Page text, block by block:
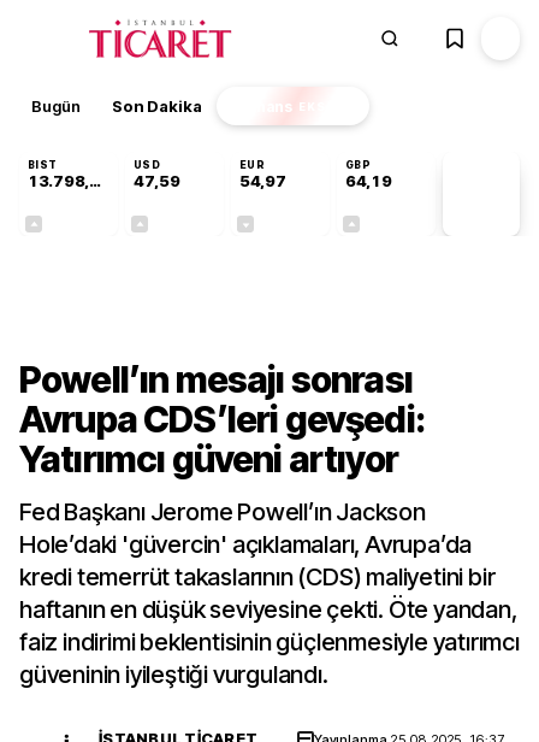
Bugün Son Dakika Finans EKSTRA
BIST
13.798,82
USD
47,59
EUR
54,97
GBP
64,19
Powell’ın mesajı sonrası
Avrupa CDS’leri gevşedi:
Yatırımcı güveni artıyor
Fed Başkanı Jerome Powell’ın Jackson
Hole’daki 'güvercin' açıklamaları, Avrupa’da
kredi temerrüt takaslarının (CDS) maliyetini bir
haftanın en düşük seviyesine çekti. Öte yandan,
faiz indirimi beklentisinin güçlenmesiyle yatırımcı
güveninin iyileştiği vurgulandı.